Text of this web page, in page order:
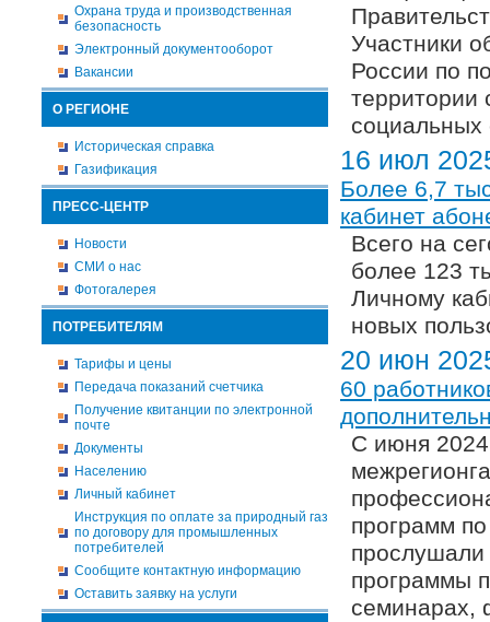
Охрана труда и производственная
безопасность
Электронный документооборот
Вакансии
О РЕГИОНЕ
Историческая справка
Газификация
ПРЕСС-ЦЕНТР
Новости
СМИ о нас
Фотогалерея
ПОТРЕБИТЕЛЯМ
Тарифы и цены
Передача показаний счетчика
Получение квитанции по электронной
почте
Документы
Населению
Личный кабинет
Инструкция по оплате за природный газ
по договору для промышленных
потребителей
Сообщите контактную информацию
Оставить заявку на услуги
Участники
России по
территории
социальных
16 июл
Более 6,7
кабинет
Всего на
более 123
Личному
новых
20 июн
60
С июня 2024
программ
программы
семинарах,